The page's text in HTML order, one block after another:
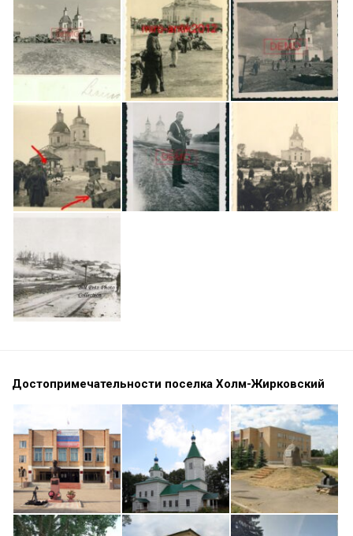
Достопримечательности поселка Холм-Жирковский